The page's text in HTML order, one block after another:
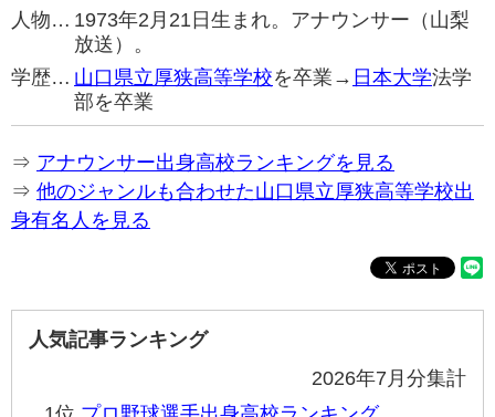
人物… 1973年2月21日生まれ。アナウンサー（山梨
放送）。
学歴… 山口県立厚狭高等学校を卒業→ 日本大学法学
部を卒業
⇒ アナウンサー出身高校ランキングを見る
⇒ 他のジャンルも合わせた山口県立厚狭高等学校出
身有名人を見る
人気記事ランキング
2026年7月分集計